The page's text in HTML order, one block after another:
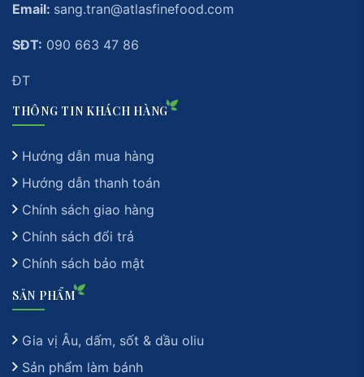
Email: sang.tran@atlasfinefood.com
SĐT: 090 663 47 86
ĐT
THÔNG TIN KHÁCH HÀNG
Hướng dẫn mua hàng
Hướng dẫn thanh toán
Chính sách giao hàng
Chính sách đổi trả
Chính sách bảo mật
SẢN PHẨM
Gia vị Âu, dấm, sốt & dầu oliu
Sản phẩm làm bánh